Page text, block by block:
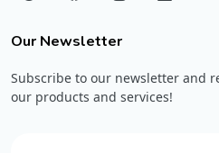
Our Newsletter
Subscribe to our newsletter and
our products and services!